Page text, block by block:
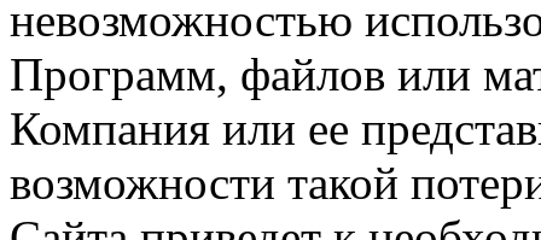
невозможностью
Программ, файлов или
Компания или ее
возможности такой